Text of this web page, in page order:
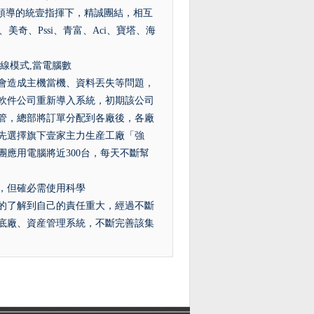
導的統壹指揮下，精誠團結，相互
美奇、Pssi、青富、Aci、寶塔、海
模式,當電腦數
成主機當機、資料丟失等問題，
件公司重新導入系統，初期該公司
，總部將訂單分配到各廠後，各廠
選擇旗下壹家主力生産工廠「強
應用電腦將近300台，每天不斷幫
但確必需使用科學
了解到自己的責任重大，經過不斷
廠、資産管理系統，不斷完善該集